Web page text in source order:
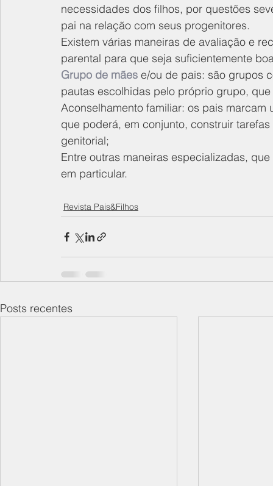
necessidades dos filhos, por questões
pai na relação com seus progenitores.
Existem várias maneiras de avaliação e
parental para que seja suficientemente
Grupo de mães e/ou de pais: são grupos
pautas escolhidas pelo próprio grupo,
Aconselhamento familiar: os pais
que poderá, em conjunto, construir
genitorial;
Entre outras maneiras especializadas,
em particular.
Revista Pais&Filhos
Posts recentes